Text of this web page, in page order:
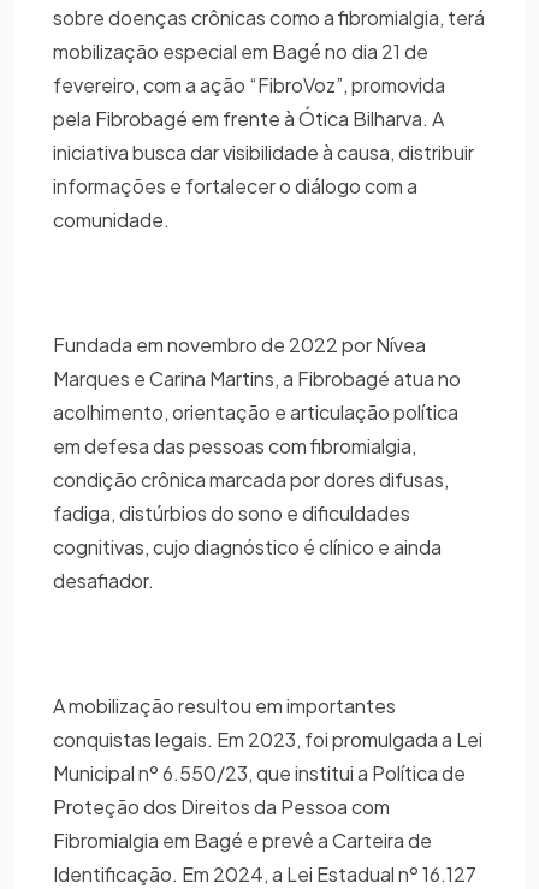
sobre doenças crônicas como a fibromialgia, terá
mobilização especial em Bagé no dia 21 de
fevereiro, com a ação “FibroVoz”, promovida
pela Fibrobagé em frente à Ótica Bilharva. A
iniciativa busca dar visibilidade à causa, distribuir
informações e fortalecer o diálogo com a
comunidade.
Fundada em novembro de 2022 por Nívea
Marques e Carina Martins, a Fibrobagé atua no
acolhimento, orientação e articulação política
em defesa das pessoas com fibromialgia,
condição crônica marcada por dores difusas,
fadiga, distúrbios do sono e dificuldades
cognitivas, cujo diagnóstico é clínico e ainda
desafiador.
A mobilização resultou em importantes
conquistas legais. Em 2023, foi promulgada a Lei
Municipal nº 6.550/23, que institui a Política de
Proteção dos Direitos da Pessoa com
Fibromialgia em Bagé e prevê a Carteira de
Identificação. Em 2024, a Lei Estadual nº 16.127